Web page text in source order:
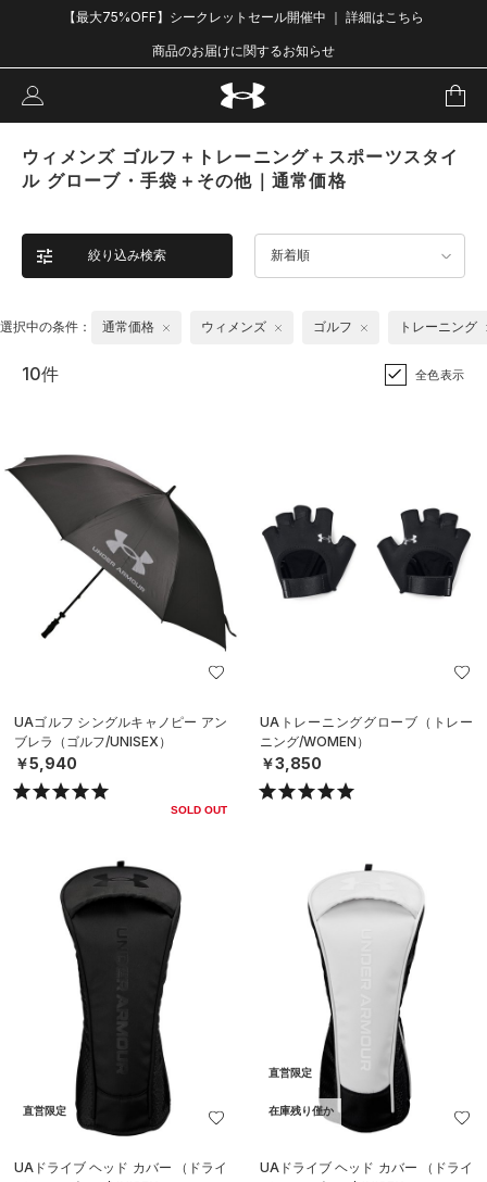
【最大75%OFF】シークレットセール開催中 ｜ 詳細はこちら
商品のお届けに関するお知らせ
ウィメンズ ゴルフ＋トレーニング＋スポーツスタイ
ル グローブ・手袋＋その他｜通常価格
絞り込み検索 新着順
選択中の条件： 通常価格 ウィメンズ ゴルフ トレーニング
10件 全色表示
UAゴルフ シングルキャノピー アン
ブレラ（ゴルフ/UNISEX）
￥5,940
SOLD OUT
UAトレーニンググローブ（トレー
ニング/WOMEN）
￥3,850
直営限定
UAドライブ ヘッド カバー （ドライ
直営限定
在庫残り僅か
UAドライブ ヘッド カバー （ドライ